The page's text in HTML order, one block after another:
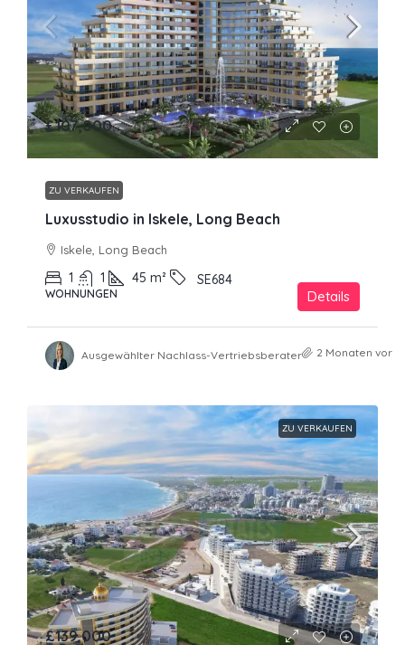
£107,000
ZU VERKAUFEN
Luxusstudio in Iskele, Long Beach
Iskele, Long Beach
1 1 45 m² SE684
WOHNUNGEN Details
Ausgewählter Nachlass-Vertriebsberater 2 Monaten vor
ZU VERKAUFEN
£139,000